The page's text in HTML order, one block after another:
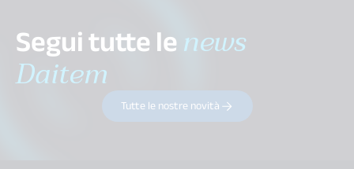
Segui tutte lenews
Daitem
Tutte le nostre novità